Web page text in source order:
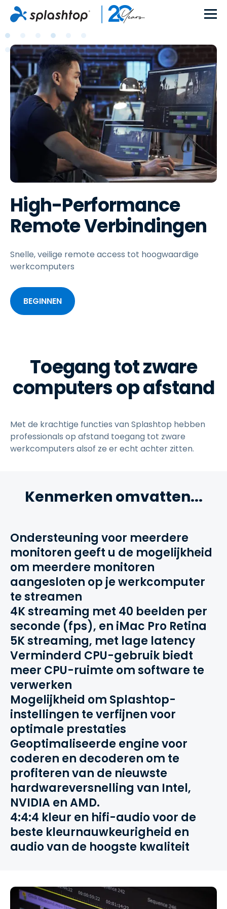
High-Performance
Remote Verbindingen
Snelle, veilige remote access tot hoogwaardige
werkcomputers
BEGINNEN
Toegang tot zware
computers op afstand
Met de krachtige functies van Splashtop hebben
professionals op afstand toegang tot zware
werkcomputers alsof ze er echt achter zitten.
Kenmerken omvatten...
Ondersteuning voor meerdere
monitoren geeft u de mogelijkheid
om meerdere monitoren
aangesloten op je werkcomputer
te streamen
4K streaming met 40 beelden per
seconde (fps), en iMac Pro Retina
5K streaming, met lage latency
Verminderd CPU-gebruik biedt
meer CPU-ruimte om software te
verwerken
Mogelijkheid om Splashtop-
instellingen te verfijnen voor
optimale prestaties
Geoptimaliseerde engine voor
coderen en decoderen om te
profiteren van de nieuwste
hardwareversnelling van Intel,
NVIDIA en AMD.
4:4:4 kleur en hifi-audio voor de
beste kleurnauwkeurigheid en
audio van de hoogste kwaliteit